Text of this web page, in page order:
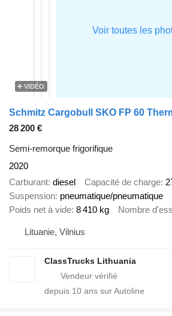
VIDÉO
Schmitz Cargobull SKO FP 60
28 200 €
Semi-remorque frigorifique
2020
Carburant diesel Capacité de charge
Suspension pneumatique/pneumatique
Poids net à vide 8 410 kg Nombre
Lituanie, Vilnius
ClassTrucks Lithuania
depuis 10 ans sur Autoline